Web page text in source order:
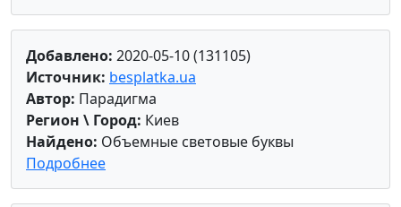
Добавлено: 2020-05-10 (131105)
Источник: besplatka.ua
Автор: Парадигма
Регион \ Город: Киев
Найдено: Объемные световые буквы
Подробнее